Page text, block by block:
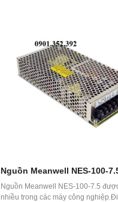
Nguồn Meanwell NES-100-
Nguồn Meanwell NES-100-7.5
nhiều trong các máy công